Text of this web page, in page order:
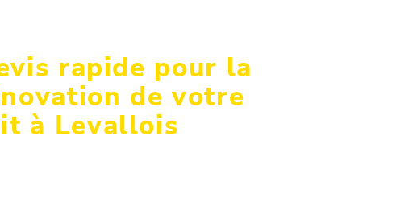
rapide pour la
de votre
à Levallois